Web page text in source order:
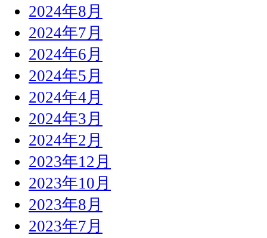
2024年8月
2024年7月
2024年6月
2024年5月
2024年4月
2024年3月
2024年2月
2023年12月
2023年10月
2023年8月
2023年7月